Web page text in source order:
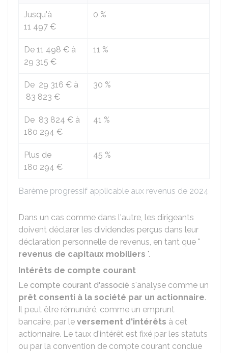
Barème progressif applicable aux revenus de 2024
Jusqu'à
11 497 €
0 %
De 11 498 € à
29 315 €
11 %
De 29 316 € à
83 823 €
30 %
De 83 824 € à
180 294 €
41 %
Plus de
180 294 €
45 %
Dans un cas comme dans l'autre, les dirigeants
doivent déclarer les dividendes perçus dans leur
déclaration personnelle de revenus, en tant que "
revenus de capitaux mobiliers ".
Intérêts de compte courant
Le compte courant d'associé s'analyse comme un
prêt consenti à la société par un actionnaire.
Il peut être rémunéré, comme un emprunt
bancaire, par le versement d'intérêts à cet
actionnaire. Le taux d'intérêt est fixé par les statuts
ou par la convention de compte courant conclue